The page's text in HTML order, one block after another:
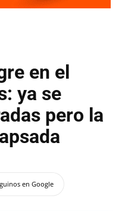
en el
ya se
pero la
en Google